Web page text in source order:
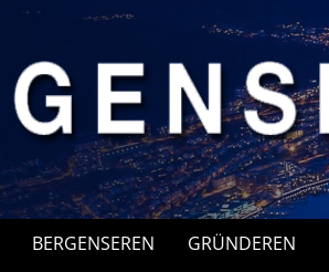
BERGENSEREN GRÜNDEREN